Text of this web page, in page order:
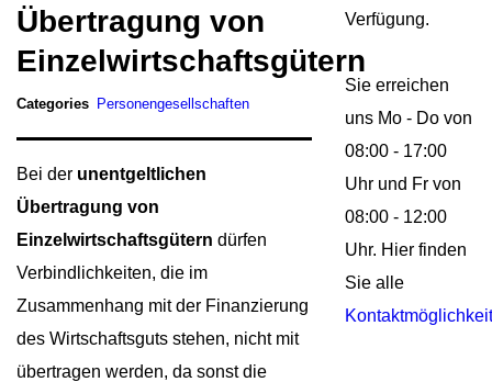
Übertragung von
Einzelwirtschaftsgütern
Categories Personengesellschaften
Bei der unentgeltlichen
Übertragung von
Einzelwirtschaftsgütern dürfen
Verbindlichkeiten, die im
Zusammenhang mit der Finanzierung
des Wirtschaftsguts stehen, nicht mit
übertragen werden, da sonst die
Verfügung.
Sie erreichen
uns Mo - Do von
08:00 - 17:00
Uhr und Fr von
08:00 - 12:00
Uhr. Hier finden
Sie alle